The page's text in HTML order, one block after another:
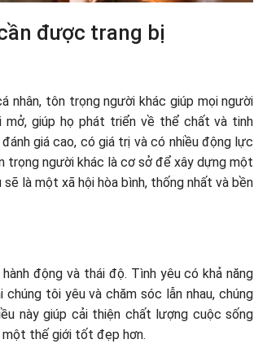
được trang bị
nhân, tôn trọng người khác giúp mọi người
giúp họ phát triển về thể chất và tinh
giá cao, có giá trị và có nhiều động lực
trọng người khác là cơ sở để xây dựng một
là một xã hội hòa bình, thống nhất và bền
động và thái độ. Tình yêu có khả năng
tôi yêu và chăm sóc lẫn nhau, chúng
này giúp cải thiện chất lượng cuộc sống
một thế giới tốt đẹp hơn.